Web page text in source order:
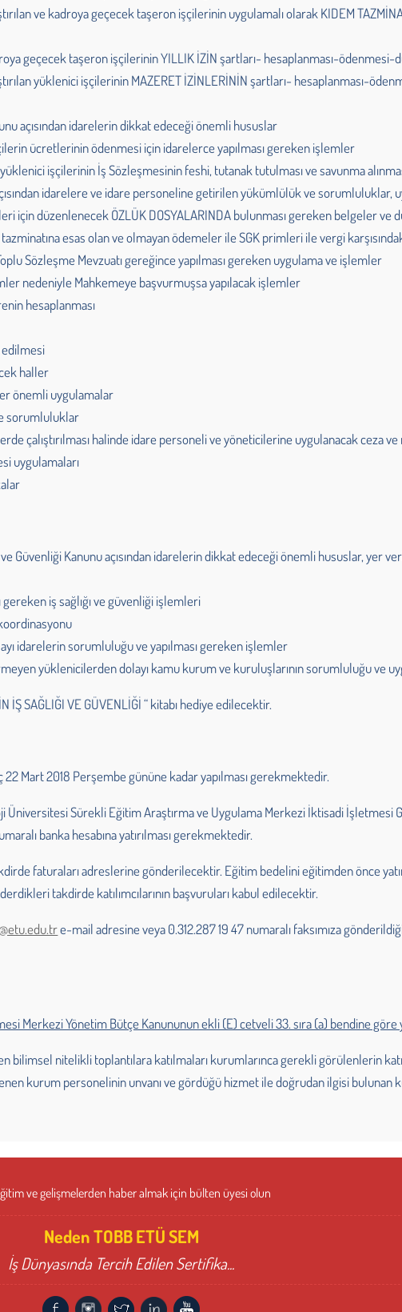
ve kadroya geçecek taşeron işçilerinin uygulamalı olarak KIDEM
geçecek taşeron işçilerinin YILLIK İZİN şartları- hesaplanması-
yüklenici işçilerinin MAZERET İZİNLERİNİN şartları- hesaplanması-
açısından idarelerin dikkat edeceği önemli hususlar
ücretlerinin ödenmesi için idarelerce yapılması gereken işlemler
işçilerinin İş Sözleşmesinin feshi, tutanak tutulması ve savunma
idarelere ve idare personeline getirilen yükümlülük ve sorumluluklar,
için düzenlenecek ÖZLÜK DOSYALARINDA bulunması gereken belgeler ve
esas olan ve olmayan ödemeler ile SGK primleri ile vergi
Sözleşme Mevzuatı gereğince yapılması gereken uygulama ve işlemler
nedeniyle Mahkemeye başvurmuşsa yapılacak işlemler
hesaplanması
edilmesi
haller
önemli uygulamalar
sorumluluklar
çalıştırılması halinde idare personeli ve yöneticilerine uygulanacak ceza
uygulamaları
Güvenliği Kanunu açısından idarelerin dikkat edeceği önemli hususlar, yer
iş sağlığı ve güvenliği işlemleri
idarelerin sorumluluğu ve yapılması gereken işlemler
yüklenicilerden dolayı kamu kurum ve kuruluşlarının sorumluluğu ve
İŞ SAĞLIĞI VE GÜVENLİĞİ “ kitabı hediye edilecektir.
22 Mart 2018 Perşembe gününe kadar yapılması gerekmektedir.
Sürekli Eğitim Araştırma ve Uygulama Merkezi İktisadi İşletmesi
banka hesabına yatırılması gerekmektedir.
faturaları adreslerine gönderilecektir. Eğitim bedelini eğitimden önce
takdirde katılımcılarının başvuruları kabul edilecektir.
e-mail adresine veya 0.312.287 19 47 numaralı faksımıza
Merkezi Yönetim Bütçe Kanununun ekli (E) cetveli 33. sıra (a) bendine göre
nitelikli toplantılara katılmaları kurumlarınca gerekli görülenlerin
kurum personelinin unvanı ve gördüğü hizmet ile doğrudan ilgisi bulunan
ve gelişmelerden haber almak için bülten üyesi olun
Neden TOBB ETÜ SEM
İş Dünyasında Tercih Edilen Sertifika...